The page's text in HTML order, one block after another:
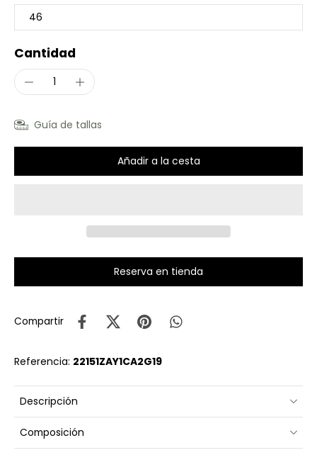
46
Cantidad
Guía de tallas
Añadir a la cesta
Reserva en tienda
Compartir
Referencia: 22151ZAY1CA2G19
Descripción
Composición